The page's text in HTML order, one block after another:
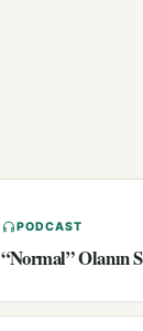
PODCAST
“Normal” Olanın